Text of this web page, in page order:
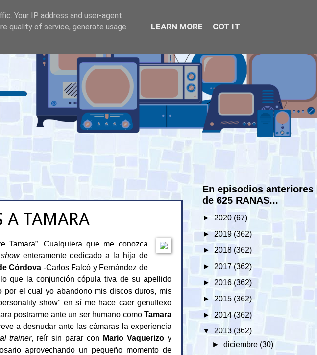
A TAMARA
Tamara”. Cualquiera que me conozca
enteramente dedicado a la hija de
Córdova -Carlos Falcó y Fernández de
que la conjunción cópula tiva de su apellido
el cual yo abandono mis discos duros, mis
show” en sí me hace caer genuflexo
postrarme ante un ser humano como Tamara
a desnudar ante las cámaras la experiencia
trainer, reír sin parar con Mario Vaquerizo y
aprovechando un pequeño momento de
En episodios anteriores
de 625 RANAS...
► 2020 (67)
►2019 (362)
► 2018 (362)
► 2017 (362)
► 2016 (362)
► 2015 (362)
► 2014 (362)
▼ 2013 (362)
► diciembre (30)
Your IP address and user-agent
quality of service, generate usage
LEARN MORE GOT IT